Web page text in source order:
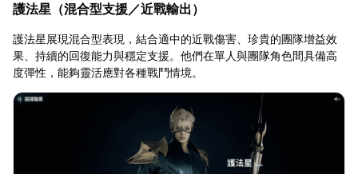
護法星（混合型支援／近戰輸出）
護法星展現混合型表現，結合適中的近戰傷害、珍貴的團隊增益效
果、持續的回復能力與穩定支援。他們在單人與團隊角色間具備高
度彈性，能夠靈活應對各種戰鬥情境。